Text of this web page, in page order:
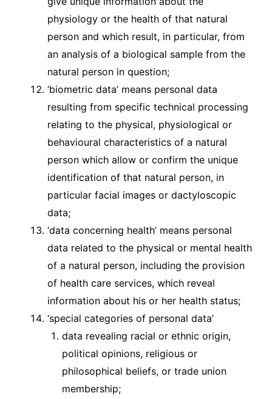
physiology or the health of that natural
person and which result, in particular, from
an analysis of a biological sample from the
natural person in question;
‘biometric data’ means personal data
resulting from specific technical processing
relating to the physical, physiological or
behavioural characteristics of a natural
person which allow or confirm the unique
identification of that natural person, in
particular facial images or dactyloscopic
data;
‘data concerning health’ means personal
data related to the physical or mental health
of a natural person, including the provision
of health care services, which reveal
information about his or her health status;
‘special categories of personal data’
data revealing racial or ethnic origin,
political opinions, religious or
philosophical beliefs, or trade union
membership;